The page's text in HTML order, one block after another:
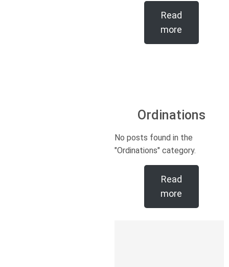
Read
more
Ordinations
No posts found in the
"Ordinations" category.
Read
more